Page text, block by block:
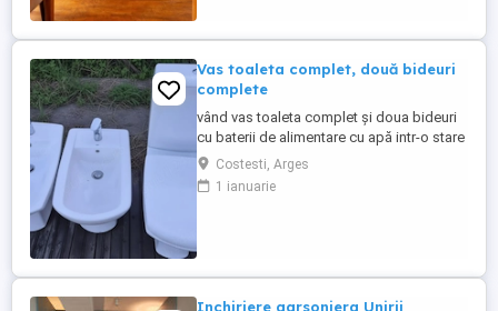
va invitam sa faceti o prima vizionare, ...
Vas toaleta complet, două bideuri
complete
vând vas toaleta complet și doua bideuri
cu baterii de alimentare cu apă intr-o stare
foarte buna . se vand atât la set cât și
separat
Costesti, Arges
1 ianuarie
Inchiriere garsoniera Unirii